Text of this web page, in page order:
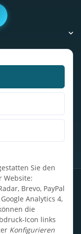
Sie den
Website:
Brevo, PayPal
Analytics 4,
die
Icon links
Konfigurieren
Sitemap